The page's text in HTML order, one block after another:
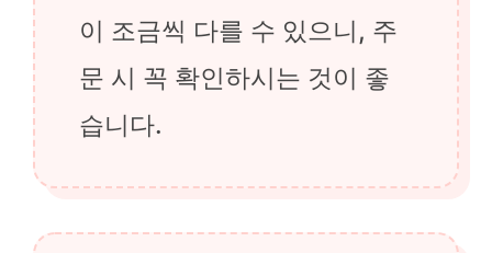
이 조금씩 다를 수 있으니, 주
문 시 꼭 확인하시는 것이 좋
습니다.